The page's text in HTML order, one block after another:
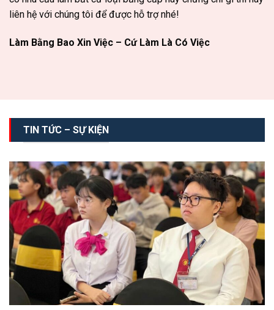
liên hệ với chúng tôi để được hỗ trợ nhé!
Làm Bằng Bao Xin Việc – Cứ Làm Là Có Việc
TIN TỨC – SỰ KIỆN